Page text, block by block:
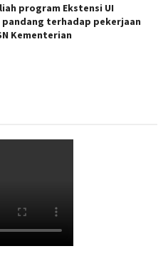
program Ekstensi UI
pandang terhadap pekerjaan
Kementerian